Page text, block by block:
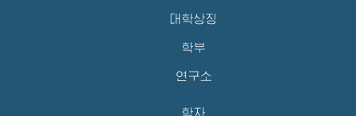
대학상징
학부
연구소
학자